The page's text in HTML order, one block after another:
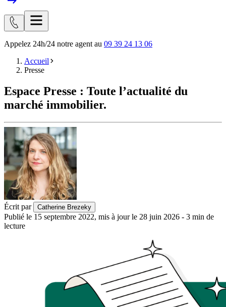
Appelez 24h/24 notre agent au 09 39 24 13 06
Accueil
Presse
Espace Presse : Toute l’actualité du
marché immobilier.
Écrit par Catherine Brezeky
Publié le 15 septembre 2022, mis à jour le 28 juin 2026 - 3 min de
lecture